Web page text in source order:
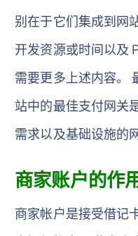
别在于它们集成到网
开发资源或时间以及
需要更多上述内容。
站中的最佳支付网关
需求以及基础设施的
商家账户的作
商家帐户是接受借记